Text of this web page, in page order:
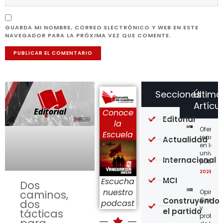
GUARDA MI NOMBRE, CORREO ELECTRÓNICO Y WEB EN ESTE
NAVEGADOR PARA LA PRÓXIMA VEZ QUE COMENTE.
Dos
caminos,
dos
tácticas
Conoce
la
Escuela
Escucha
nuestro
podcast
en las
2026-
y
Secciones
Editorial
Actualidad
Internacional
MCI
Construyendo
el partido